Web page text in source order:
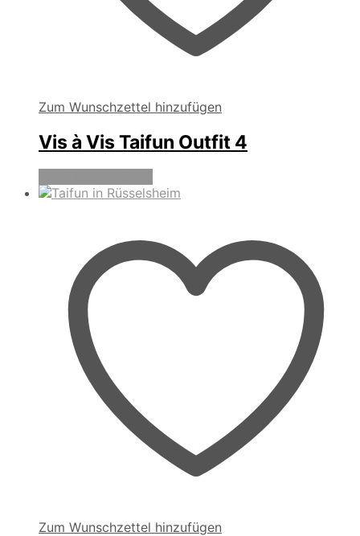
Zum Wunschzettel hinzufügen
Vis à Vis Taifun Outfit 4
Zum Wunschzettel hinzufügen